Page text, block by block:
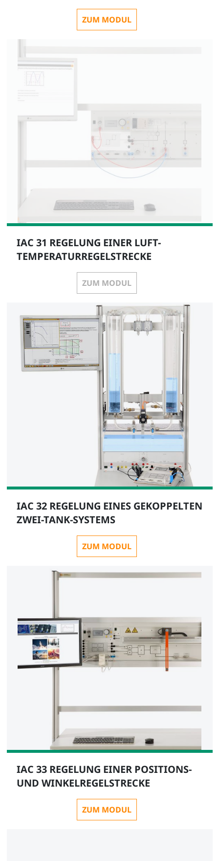
ZUM MODUL
IAC 31 REGELUNG EINER LUFT-
TEMPERATURREGELSTRECKE
ZUM MODUL
IAC 32 REGELUNG EINES GEKOPPELTEN
ZWEI-TANK-SYSTEMS
ZUM MODUL
IAC 33 REGELUNG EINER POSITIONS-
UND WINKELREGELSTRECKE
ZUM MODUL